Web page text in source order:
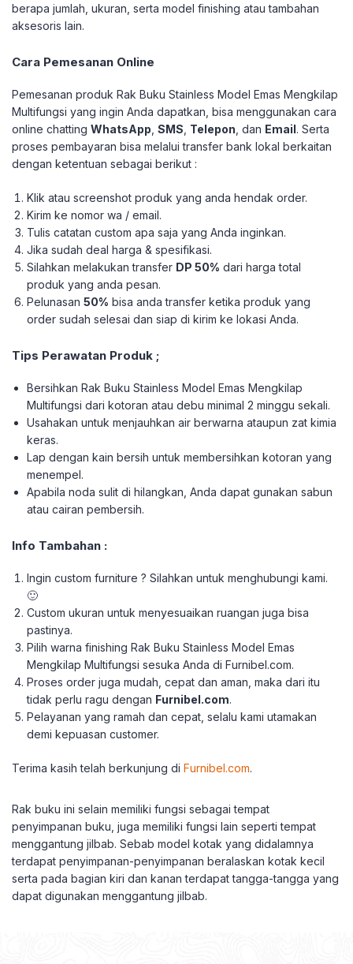
berapa jumlah, ukuran, serta model finishing atau tambahan
aksesoris lain.
Cara Pemesanan Online
Pemesanan produk Rak Buku Stainless Model Emas Mengkilap
Multifungsi yang ingin Anda dapatkan, bisa menggunakan cara
online chatting WhatsApp SMS Telepon , dan Email. Serta
proses pembayaran bisa melalui transfer bank lokal berkaitan
dengan ketentuan sebagai berikut :
Klik atau screenshot produk yang anda hendak order.
Kirim ke nomor wa / email.
Tulis catatan custom apa saja yang Anda inginkan.
Jika sudah deal harga & spesifikasi.
Silahkan melakukan transfer DP 50% dari harga total
produk yang anda pesan.
Pelunasan50% bisa anda transfer ketika produk yang
order sudah selesai dan siap di kirim ke lokasi Anda.
Tips Perawatan Produk ;
Bersihkan Rak Buku Stainless Model Emas Mengkilap
Multifungsi dari kotoran atau debu minimal 2 minggu sekali.
Usahakan untuk menjauhkan air berwarna ataupun zat kimia
keras.
Lap dengan kain bersih untuk membersihkan kotoran yang
menempel.
Apabila noda sulit di hilangkan, Anda dapat gunakan sabun
atau cairan pembersih.
Info Tambahan :
Ingin custom furniture ? Silahkan untuk menghubungi kami.
🙂
Custom ukuran untuk menyesuaikan ruangan juga bisa
pastinya.
Pilih warna finishing Rak Buku Stainless Model Emas
Mengkilap Multifungsi sesuka Anda di Furnibel.com.
Proses order juga mudah, cepat dan aman, maka dari itu
tidak perlu ragu dengan Furnibel.com.
Pelayanan yang ramah dan cepat, selalu kami utamakan
demi kepuasan customer.
Terima kasih telah berkunjung di Furnibel.com.
Rak buku ini selain memiliki fungsi sebagai tempat
penyimpanan buku, juga memiliki fungsi lain seperti tempat
menggantung jilbab. Sebab model kotak yang didalamnya
terdapat penyimpanan-penyimpanan beralaskan kotak kecil
serta pada bagian kiri dan kanan terdapat tangga-tangga yang
dapat digunakan menggantung jilbab.